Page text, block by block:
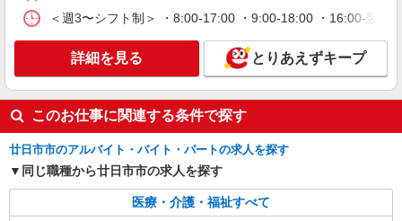
アルバイト
日研トータルソーシング株式会社 メディカルケア事業部/広島オフィ
時給1,400円〜1,600円 ★週払いOK（規定あ
り） ※給与幅は経験・能力による
広島県廿日市市 【最寄駅】山陽女学園前駅 ★
マイカー・バイク通勤もOK！（規定あり） ★勤
務地は3000ヶ所以上★ 自宅から通いやすいエリア
など、お好きな勤務地をお選び下さい！！
詳細を見る
＜週3〜シフト制＞ ・8:00-17:00 ・9:00-18:00 ・16:00-
詳細を見る とりあえずキープ
このお仕事に関連する条件で探す
廿日市市のアルバイト・バイト・パートの求人を探す
同じ職種から廿日市市の求人を探す
医療・介護・福祉すべて